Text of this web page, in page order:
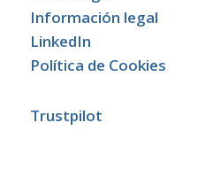
Información legal
LinkedIn
Política de Cookies
Trustpilot